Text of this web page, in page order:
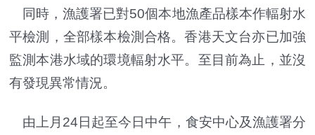
同時，漁護署已對50個本地漁產品樣本作輻射水
平檢測，全部樣本檢測合格。香港天文台亦已加強
監測本港水域的環境輻射水平。至目前為止，並沒
有發現異常情況。
由上月24日起至今日中午，食安中心及漁護署分